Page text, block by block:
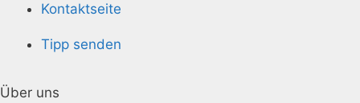
Kontaktseite
Tipp senden
Über uns